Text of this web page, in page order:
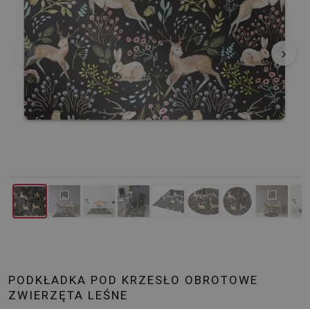
‹ ›
PODKŁADKA POD KRZESŁO OBROTOWE
ZWIERZĘTA LEŚNE